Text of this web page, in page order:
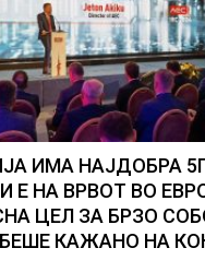
ИМА НАЈДОБРА
Е НА ВРВОТ ВО
ЦЕЛ ЗА БРЗО
КАЖАНО НА